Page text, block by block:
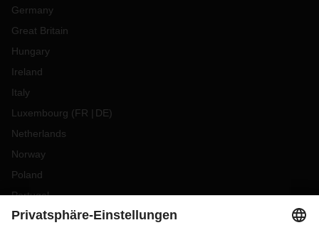
Germany
Great Britain
Hungary
Ireland
Italy
Luxembourg (FR DE)
Netherlands
Norway
Poland
Portugal
Romania